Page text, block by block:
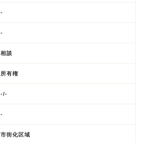
-
-
相談
所有権
-/-
-
市街化区域